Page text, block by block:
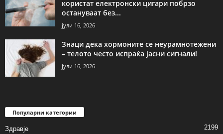
користат електронски цигари побрзо
остануваат без...
јули 16, 2026
Знаци дека хормоните се неурамнотежени
– телото често испраќа јасни сигнали!
јули 16, 2026
Популарни категории
Здравје 2199